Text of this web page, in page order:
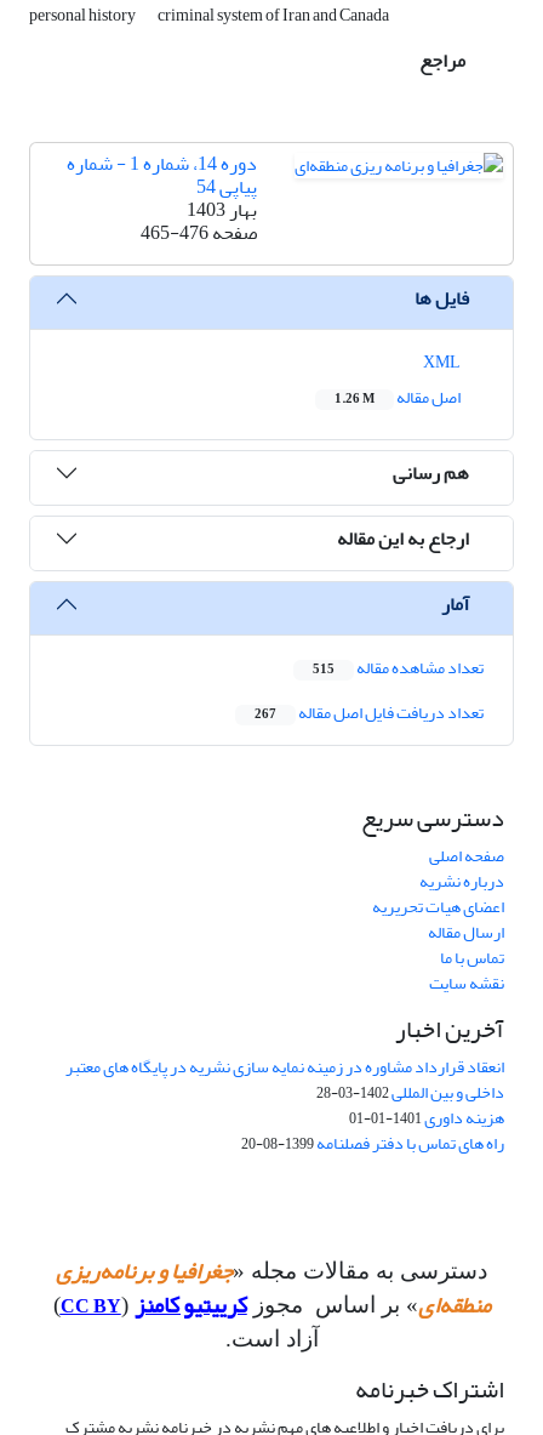
personal history criminal system of Iran and Canada
مراجع
دوره 14، شماره 1 - شماره
پیاپی 54
بهار 1403
صفحه465-476
فایل ها
اصل مقاله
1.26 M
هم رسانی
ارجاع به این مقاله
آمار
تعداد مشاهده مقاله 515
تعداد دریافت فایل اصل مقاله 267
دسترسی سریع
صفحه اصلی
درباره نشریه
اعضای هیات تحریریه
ارسال مقاله
تماس با ما
نقشه سایت
آخرین اخبار
انعقاد قرارداد مشاوره در زمینه نمایه سازی نشریه در پایگاه های معتبر
داخلی و بین المللی1402-03-28
هزینه داوری1401-01-01
راه های تماس با دفتر فصلنامه1399-08-20
دسترسی به مقالات مجله «جغرافیا و برنامه‌ریزی
منطقه‌ای» بر اساس مجوزکرییتیو کامنز (
CC BY
)
آزاد است.
اشتراک خبرنامه
برای دریافت اخبار و اطلاعیه های مهم نشریه در خبرنامه نشریه مشترک